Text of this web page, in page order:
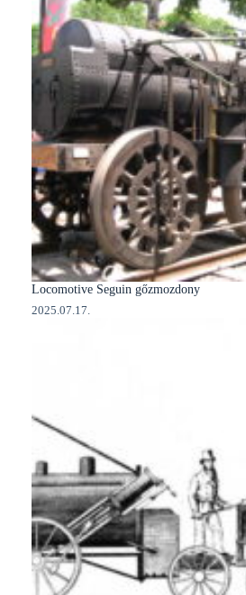
Locomotive Seguin gőzmozdony
2025.07.17.